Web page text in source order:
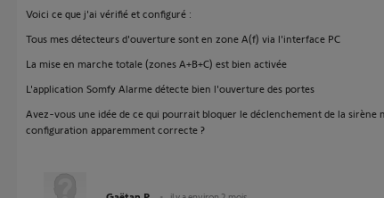
Voici ce que j'ai vérifié et configuré :
Tous mes détecteurs d'ouverture sont en zone A(f) via l'interface PC
La mise en marche totale (zones A+B+C) est bien activée
L'application Somfy Alarme détecte bien l'ouverture des portes
Avez-vous une idée de ce qui pourrait bloquer le déclenchement de la sirène
configuration apparemment correcte ?